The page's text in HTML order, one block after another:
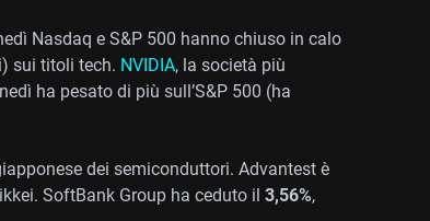
Nasdaq e S&P 500 hanno chiuso in calo
sui titoli tech. NVIDIA, la società più
ha pesato di più sull’S&P 500 (ha
dei semiconduttori. Advantest è
SoftBank Group ha ceduto il 3,56%,